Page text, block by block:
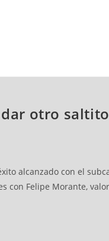
otro
alcanzado con el
Felipe Morante,